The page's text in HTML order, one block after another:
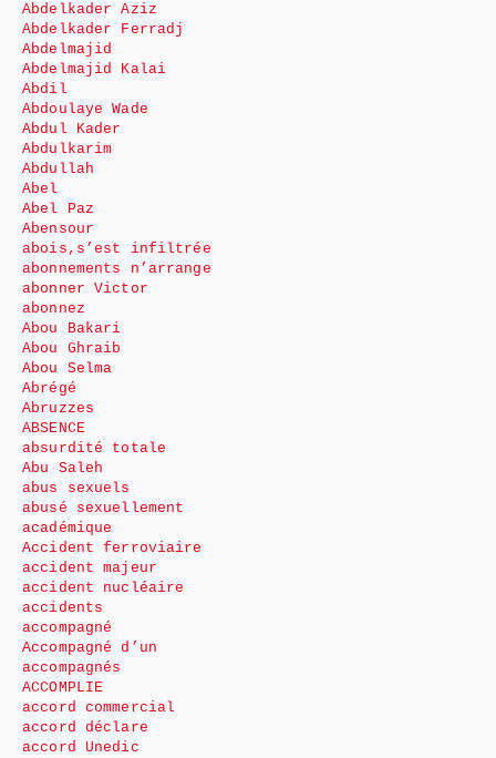
Abdelkader Aziz
Abdelkader Ferradj
Abdelmajid
Abdelmajid Kalai
Abdil
Abdoulaye Wade
Abdul Kader
Abdulkarim
Abdullah
Abel
Abel Paz
Abensour
abois,s’est infiltrée
abonnements n’arrange
abonner Victor
abonnez
Abou Bakari
Abou Ghraib
Abou Selma
Abrégé
Abruzzes
ABSENCE
absurdité totale
Abu Saleh
abus sexuels
abusé sexuellement
académique
Accident ferroviaire
accident majeur
accident nucléaire
accidents
accompagné
Accompagné d’un
accompagnés
ACCOMPLIE
accord commercial
accord déclare
accord Unedic